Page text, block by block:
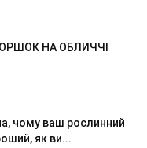
НА ОБЛИЧЧІ
чому ваш рослинний
як ви...